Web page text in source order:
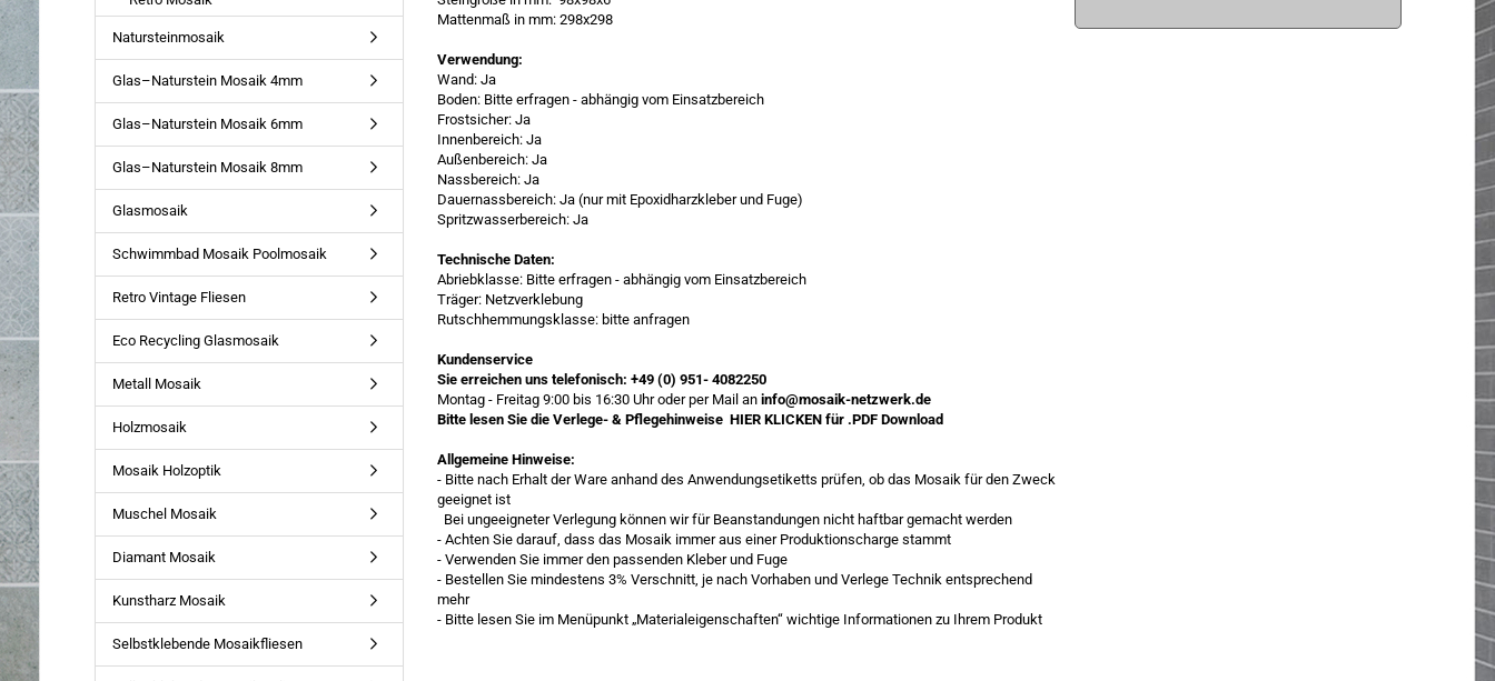
Mattenmaß in mm: 298x298
Verwendung:
Wand: Ja
Boden: Bitte erfragen - abhängig vom Einsatzbereich
Frostsicher: Ja
Innenbereich: Ja
Außenbereich: Ja
Nassbereich: Ja
Dauernassbereich: Ja (nur mit Epoxidharzkleber und Fuge)
Spritzwasserbereich: Ja
Technische Daten:
Abriebklasse: Bitte erfragen - abhängig vom Einsatzbereich
Träger: Netzverklebung
Rutschhemmungsklasse: bitte anfragen
Kundenservice
Sie erreichen uns telefonisch: +49 (0) 951- 4082250
Montag - Freitag 9:00 bis 16:30 Uhr oder per Mail aninfo@mosaik-netzwerk.de
Bitte lesen Sie die Verlege- & PflegehinweiseHIER KLICKENfür .PDF Download
Allgemeine Hinweise:
- Bitte nach Erhalt der Ware anhand des Anwendungsetiketts prüfen, ob das Mosaik für den Zweck
geeignet ist
Bei ungeeigneter Verlegung können wir für Beanstandungen nicht haftbar gemacht werden
- Achten Sie darauf, dass das Mosaik immer aus einer Produktionscharge stammt
- Verwenden Sie immer den passenden Kleber und Fuge
- Bestellen Sie mindestens 3% Verschnitt, je nach Vorhaben und Verlege Technik entsprechend
mehr
- Bitte lesen Sie im Menüpunkt „Materialeigenschaften“ wichtige Informationen zu Ihrem Produkt
Natursteinmosaik
Glas–Naturstein Mosaik 4mm
Glas–Naturstein Mosaik 6mm
Glas–Naturstein Mosaik 8mm
Glasmosaik
Schwimmbad Mosaik Poolmosaik
Retro Vintage Fliesen
Eco Recycling Glasmosaik
Metall Mosaik
Holzmosaik
Mosaik Holzoptik
Muschel Mosaik
Diamant Mosaik
Kunstharz Mosaik
Selbstklebende Mosaikfliesen